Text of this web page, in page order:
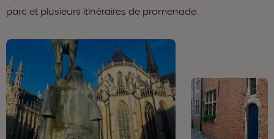
parc et plusieurs itinéraires de promenade.